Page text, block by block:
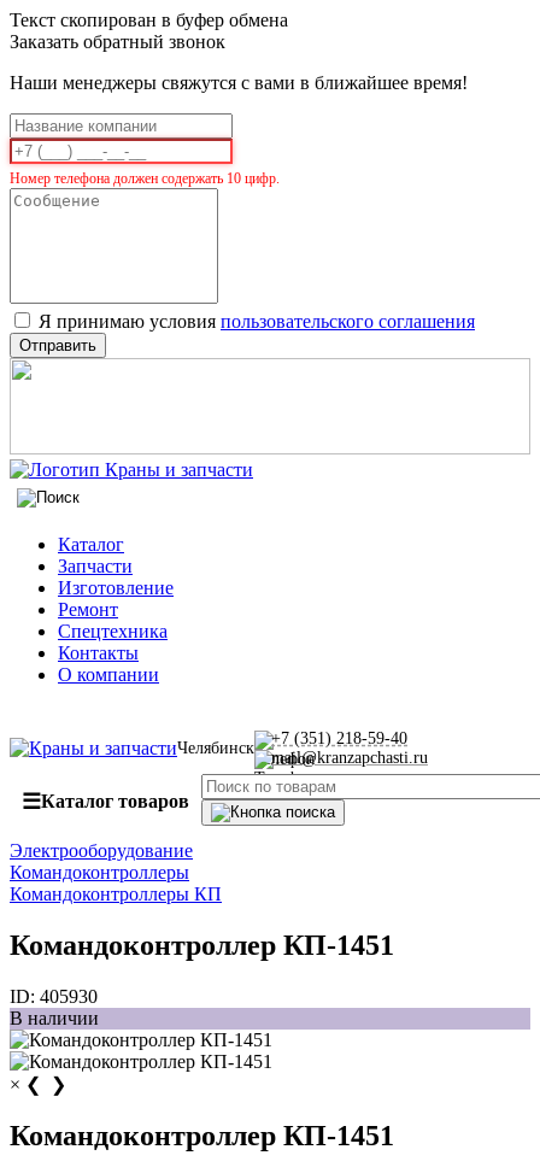
Текст скопирован в буфер обмена
Заказать обратный звонок
Наши менеджеры свяжутся с вами в ближайшее время!
Номер телефона должен содержать 10 цифр.
Я принимаю условия пользовательского соглашения
Отправить
Каталог
Запчасти
Изготовление
Ремонт
Спецтехника
Контакты
О компании
Челябинск
+7 (351) 218-59-40
mail@kranzapchasti.ru
☰Каталог товаров
Электрооборудование
Командоконтроллеры
Командоконтроллеры КП
Командоконтроллер КП-1451
ID: 405930
В наличии
× ❮ ❯
Командоконтроллер КП-1451